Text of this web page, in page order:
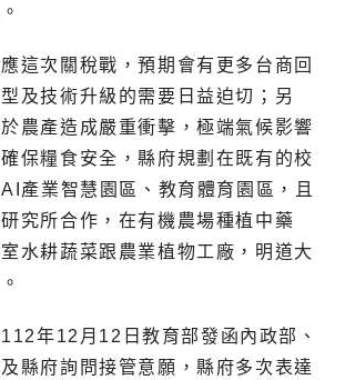
這次關稅戰，預期會有更多台商回
及技術升級的需要日益迫切；另
農產造成嚴重衝擊，極端氣候影響
保糧食安全，縣府規劃在既有的校
產業智慧園區、教育體育園區，且
究所合作，在有機農場種植中藥
水耕蔬菜跟農業植物工廠，明道大
年12月12日教育部發函內政部、
縣府詢問接管意願，縣府多次表達